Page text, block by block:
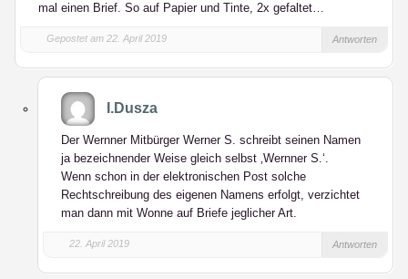
mal einen Brief. So auf Papier und Tinte, 2x gefaltet…
Gepostet am 22. April 2019 Antworten
I.Dusza
Der Wernner Mitbürger Werner S. schreibt seinen Namen
ja bezeichnender Weise gleich selbst ‚Wernner S.‘.
Wenn schon in der elektronischen Post solche
Rechtschreibung des eigenen Namens erfolgt, verzichtet
man dann mit Wonne auf Briefe jeglicher Art.
22. April 2019 Antworten